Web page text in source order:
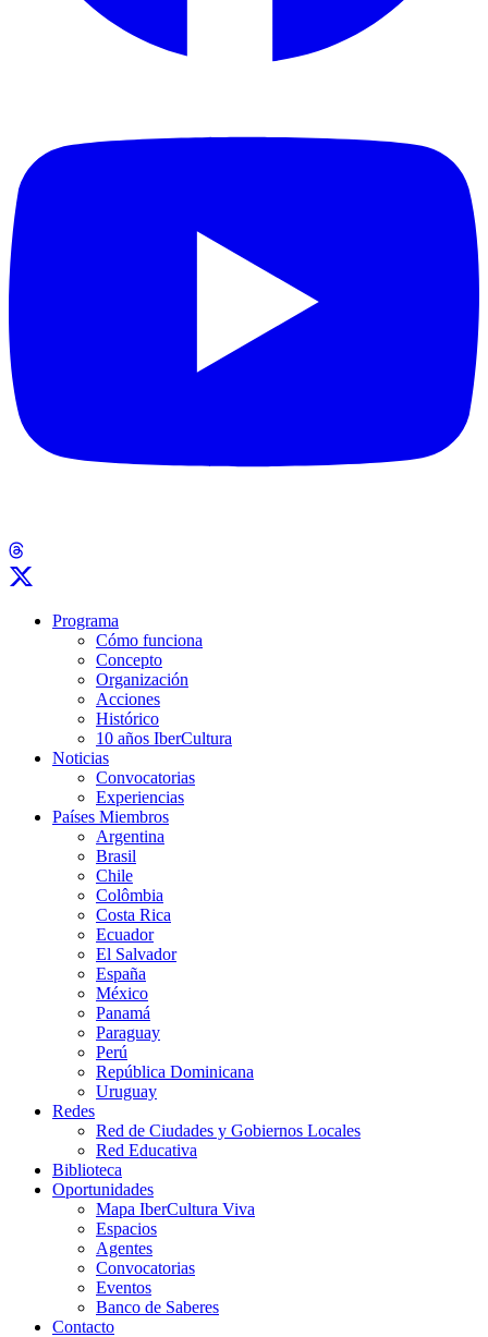
Programa
Cómo funciona
Concepto
Organización
Acciones
Histórico
10 años IberCultura
Noticias
Convocatorias
Experiencias
Países Miembros
Argentina
Brasil
Chile
Colômbia
Costa Rica
Ecuador
El Salvador
España
México
Panamá
Paraguay
Perú
República Dominicana
Uruguay
Redes
Red de Ciudades y Gobiernos Locales
Red Educativa
Biblioteca
Oportunidades
Mapa IberCultura Viva
Espacios
Agentes
Convocatorias
Eventos
Banco de Saberes
Contacto